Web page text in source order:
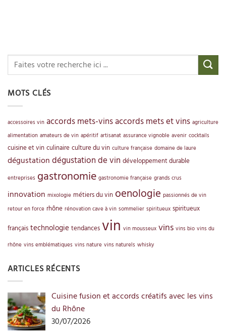
MOTS CLÉS
accessoires vin accords mets-vinsaccords mets et vins agriculture
alimentation amateurs de vin apéritif artisanat assurance vignoble avenir cocktails
cuisine et vin culinaire culture du vin culture française domaine de laure
dégustation dégustation de vin développement durable
entreprises gastronomie gastronomie française grands crus
innovation mixologie métiers du vin oenologie passionnés de vin
retour en force rhône rénovation cave à vin sommelier spiritueux spiritueux
français technologie tendances vin vin mousseux vins vins bio vins du
rhône vins emblématiques vins nature vins naturels whisky
ARTICLES RÉCENTS
Cuisine fusion et accords créatifs avec les vins
du Rhône
30/07/2026